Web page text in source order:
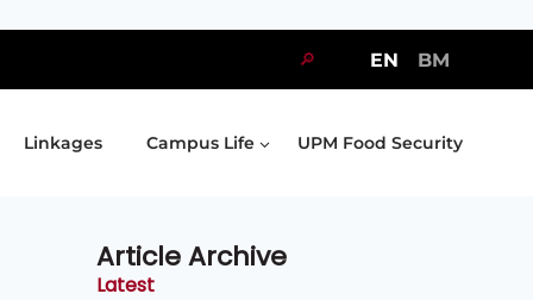
🔎 EN BM
Linkages Campus Life UPM Food Security
Article Archive
Latest